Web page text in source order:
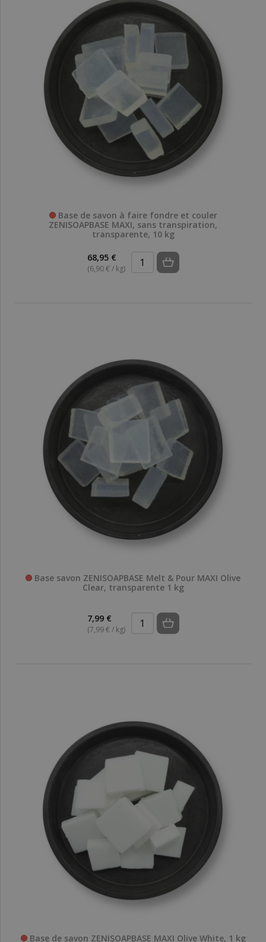
Base de savon à faire fondre et couler
ZENISOAPBASE MAXI, sans transpiration,
transparente, 10 kg
68,95 €
(6,90 € / kg)
Base savon ZENISOAPBASE Melt & Pour MAXI Olive
Clear, transparente 1 kg
7,99 €
(7,99 € / kg)
Base de savon ZENISOAPBASE MAXI Olive White, 1 kg